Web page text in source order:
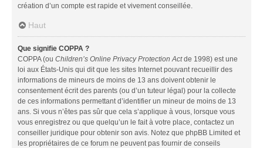
création d’un compte est rapide et vivement conseillée.
Haut
Que signifie COPPA ?
COPPA (ou Children’s Online Privacy Protection Actde 1998) est une
loi aux États-Unis qui dit que les sites Internet pouvant recueillir des
informations de mineurs de moins de 13 ans doivent obtenir le
consentement écrit des parents (ou d’un tuteur légal) pour la collecte
de ces informations permettant d’identifier un mineur de moins de 13
ans. Si vous n’êtes pas sûr que cela s’applique à vous, lorsque vous
vous enregistrez ou que quelqu’un le fait à votre place, contactez un
conseiller juridique pour obtenir son avis. Notez que phpBB Limited et
les propriétaires de ce forum ne peuvent pas fournir de conseils